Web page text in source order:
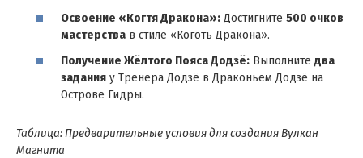
Освоение «Когтя Дракона»: Достигните 500 очков
мастерства в стиле «Коготь Дракона».
Получение Жёлтого Пояса Додзё: Выполните два
задания у Тренера Додзё в Драконьем Додзё на
Острове Гидры.
Таблица: Предварительные условия для создания Вулкан
Магнита